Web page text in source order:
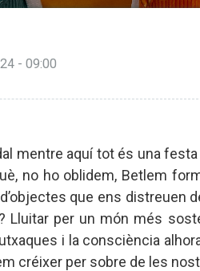
- 09:00
mentre aquí tot és una
no ho oblidem, Betlem
que ens distreuen
Lluitar per un món més
i la consciència
créixer per sobre de les